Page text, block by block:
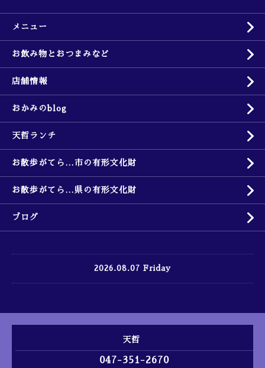
メニュー
お飲み物とおつまみなど
店舗情報
おかみのblog
天哲ランチ
お散歩がてら…市の有形文化財
お散歩がてら…県の有形文化財
ブログ
2026.08.07 Friday
天哲
047-351-2670